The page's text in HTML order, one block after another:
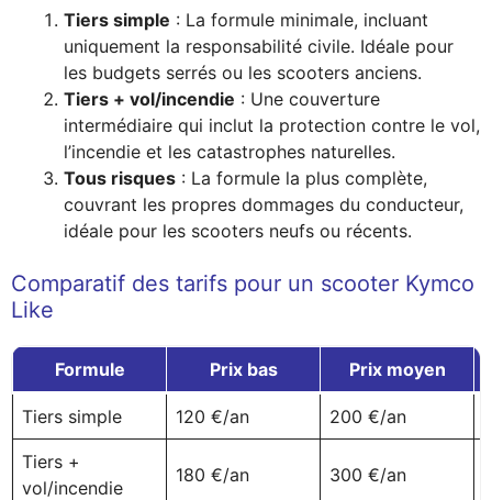
Tiers simple : La formule minimale, incluant
uniquement la responsabilité civile. Idéale pour
les budgets serrés ou les scooters anciens.
Tiers + vol/incendie : Une couverture
intermédiaire qui inclut la protection contre le vol,
l’incendie et les catastrophes naturelles.
Tous risques : La formule la plus complète,
couvrant les propres dommages du conducteur,
idéale pour les scooters neufs ou récents.
Comparatif des tarifs pour un scooter Kymco
Like
Formule Prix bas Prix moyen
Tiers simple 120 €/an 200 €/an
Tiers +
vol/incendie
180 €/an 300 €/an